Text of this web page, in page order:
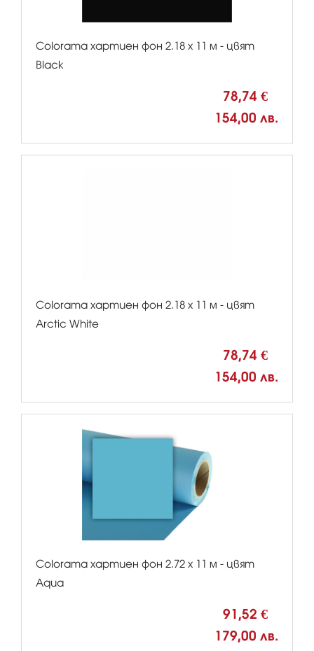
Colorama хартиен фон 2.18 x 11 м - цвят
Black
78,74 €
154,00 лв.
Colorama хартиен фон 2.18 x 11 м - цвят
Arctic White
78,74 €
154,00 лв.
Colorama хартиен фон 2.72 x 11 м - цвят
Aqua
91,52 €
179,00 лв.